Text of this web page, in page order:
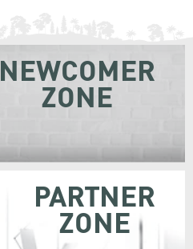
NEWCOMER
ZONE
PARTNER
ZONE